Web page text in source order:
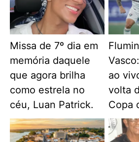
Missa de 7º dia em
memória daquele
que agora brilha
como estrela no
céu, Luan Patrick.
ao
volta
Copa